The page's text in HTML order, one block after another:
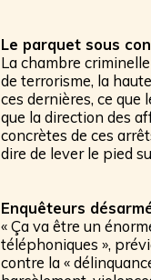
Le parquet sous
La chambre
de terrorisme, la
ces dernières, ce
que la direction des
concrètes de ces
dire de lever le pied
Enquêteurs
« Ça va être un
téléphoniques »,
contre la «